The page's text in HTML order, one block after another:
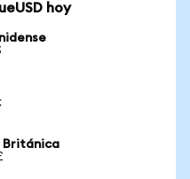
hoy
Británica